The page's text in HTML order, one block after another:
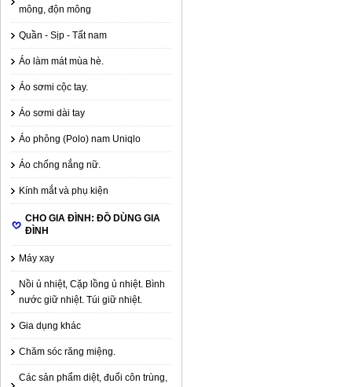
mông, độn mông
Quần - Sịp - Tất nam
Áo làm mát mùa hè.
Áo sơmi cộc tay.
Áo sơmi dài tay
Áo phông (Polo) nam Uniqlo
Áo chống nắng nữ.
Kính mắt và phụ kiện
CHO GIA ĐÌNH: ĐỒ DÙNG GIA
ĐÌNH
Máy xay
Nồi ủ nhiệt, Cặp lồng ủ nhiệt. Bình
nước giữ nhiệt. Túi giữ nhiệt.
Gia dụng khác
Chăm sóc răng miệng.
Các sản phẩm diệt, đuổi côn trùng,